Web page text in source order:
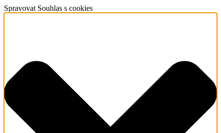
Spravovat Souhlas s cookies